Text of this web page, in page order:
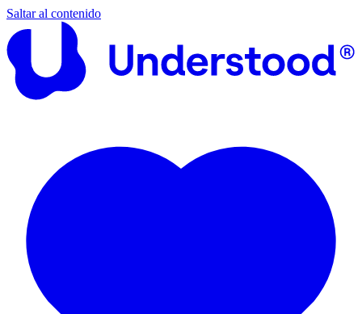
Saltar al contenido